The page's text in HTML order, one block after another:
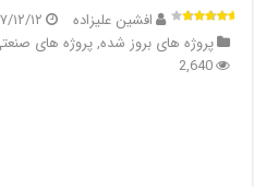
افشین علیزاده
۱۳۹۷/
پروژه های بروز شده,پروژه های
2,640